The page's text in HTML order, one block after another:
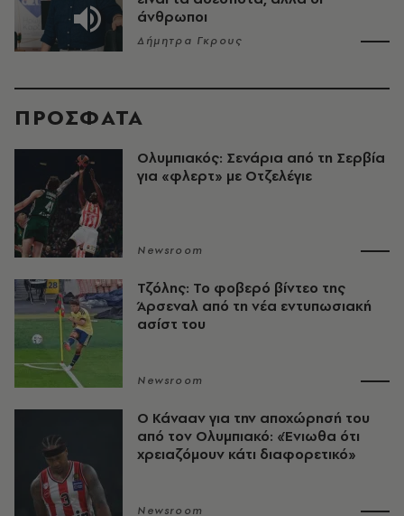
άνθρωποι
Δήμητρα Γκρους
ΠΡΟΣΦΑΤΑ
Ολυμπιακός: Σενάρια από τη Σερβία
για «φλερτ» με Οτζελέγιε
Newsroom
Τζόλης: Το φοβερό βίντεο της
Άρσεναλ από τη νέα εντυπωσιακή
ασίστ του
Newsroom
Ο Κάνααν για την αποχώρησή του
από τον Ολυμπιακό: «Ένιωθα ότι
χρειαζόμουν κάτι διαφορετικό»
Newsroom